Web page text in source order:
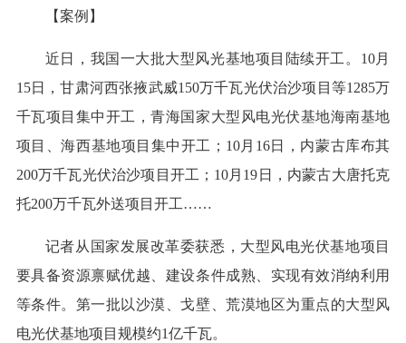
【案例】
近日，我国一大批大型风光基地项目陆续开工。10月
15日，甘肃河西张掖武威150万千瓦光伏治沙项目等1285万
千瓦项目集中开工，青海国家大型风电光伏基地海南基地
项目、海西基地项目集中开工；10月16日，内蒙古库布其
200万千瓦光伏治沙项目开工；10月19日，内蒙古大唐托克
托200万千瓦外送项目开工……
记者从国家发展改革委获悉，大型风电光伏基地项目
要具备资源禀赋优越、建设条件成熟、实现有效消纳利用
等条件。第一批以沙漠、戈壁、荒漠地区为重点的大型风
电光伏基地项目规模约1亿千瓦。